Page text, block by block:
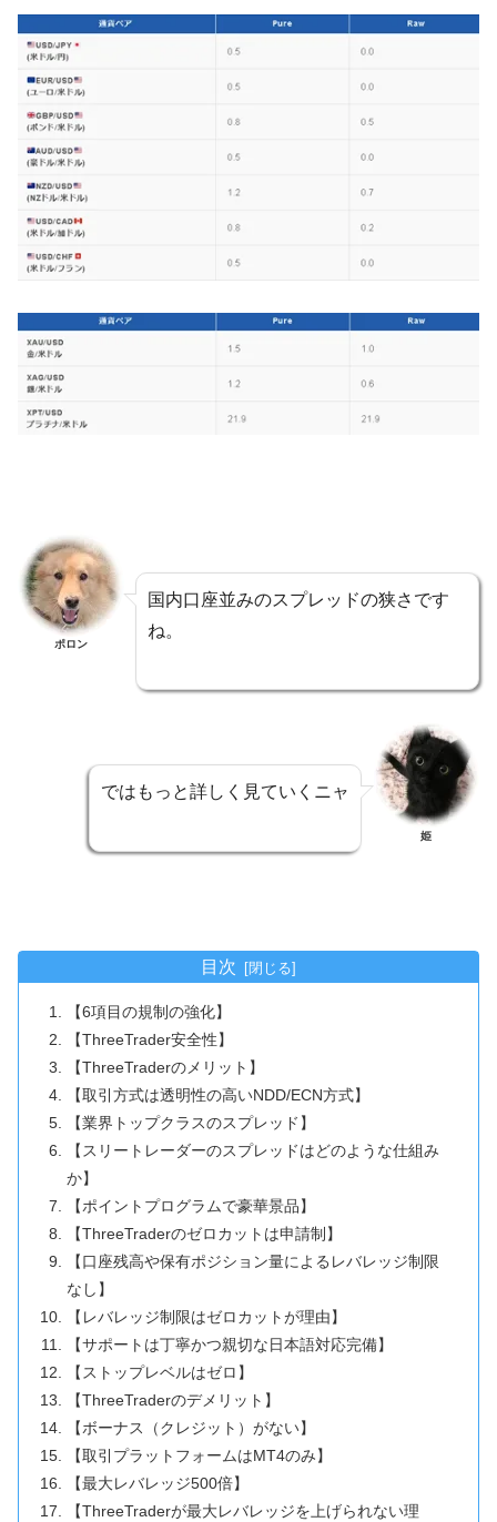
ポロン
国内口座並みのスプレッドの狭さです
ね。
ではもっと詳しく見ていくニャ
姫
目次
【6項目の規制の強化】
【ThreeTrader安全性】
【ThreeTraderのメリット】
【取引方式は透明性の高いNDD/ECN方式】
【業界トップクラスのスプレッド】
【スリートレーダーのスプレッドはどのような仕組み
か】
【ポイントプログラムで豪華景品】
【ThreeTraderのゼロカットは申請制】
【口座残高や保有ポジション量によるレバレッジ制限
なし】
【レバレッジ制限はゼロカットが理由】
【サポートは丁寧かつ親切な日本語対応完備】
【ストップレベルはゼロ】
【ThreeTraderのデメリット】
【ボーナス（クレジット）がない】
【取引プラットフォームはMT4のみ】
【最大レバレッジ500倍】
【ThreeTraderが最大レバレッジを上げられない理